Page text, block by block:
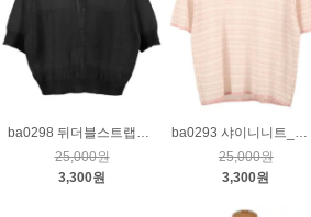
ba0298 뒤더블스트랩비침니트_블랙
25,000원
3,300원
ba0293 샤이니니트_핑크
25,000원
3,300원